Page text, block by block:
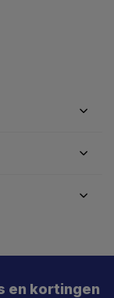
en kortingen